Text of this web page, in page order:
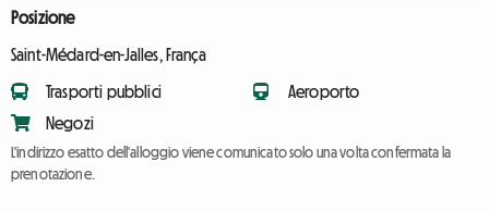
Posizione
Saint-Médard-en-Jalles, França
Trasporti pubblici
Negozi
Aeroporto
L'indirizzo esatto dell'alloggio viene comunicato solo una volta confermata la
prenotazione.